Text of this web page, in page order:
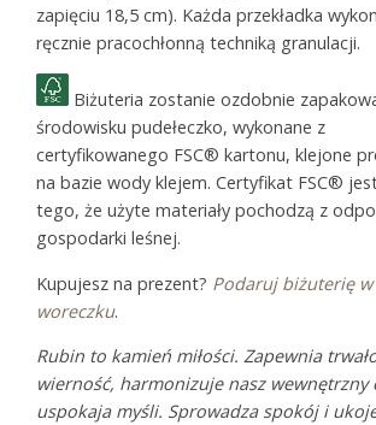
zapięciu 18,5 cm). Każda przekładka
ręcznie pracochłonną techniką granulacji.
Biżuteria zostanie ozdobnie
środowisku pudełeczko, wykonane z
certyfikowanego FSC® kartonu, klejone
na bazie wody klejem. Certyfikat FSC®
tego, że użyte materiały pochodzą z
gospodarki leśnej.
Kupujesz na prezent? Podaruj biżuterię
woreczku.
Rubin to kamień miłości. Zapewnia
wierność, harmonizuje nasz wewnętrzny
uspokaja myśli. Sprowadza spokój i